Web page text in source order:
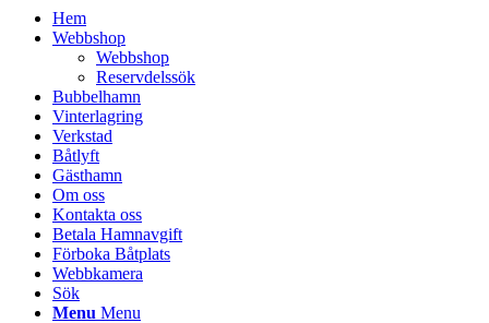
Hem
Webbshop
Webbshop
Reservdelssök
Bubbelhamn
Vinterlagring
Verkstad
Båtlyft
Gästhamn
Om oss
Kontakta oss
Betala Hamnavgift
Förboka Båtplats
Webbkamera
Sök
Menu Menu